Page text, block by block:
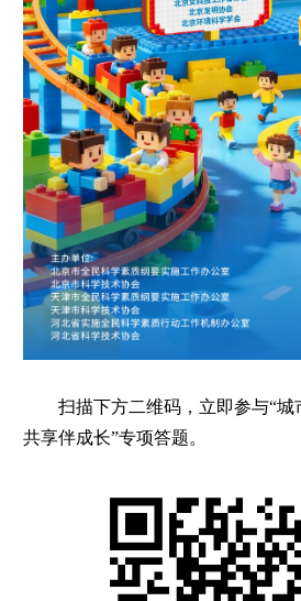
扫描下方二维码，立即参与“城
共享伴成长”专项答题。